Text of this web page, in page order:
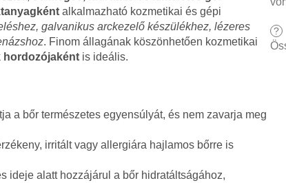
alkalmazható kozmetikai és gépi
galvanikus arckezelő készülékhez, lézeres
. Finom állagának köszönhetően kozmetikai
hordozójaként is ideális.
a bőr természetes egyensúlyát, és nem zavarja meg
irritált vagy allergiára hajlamos bőrre is
ideje alatt hozzájárul a bőr hidratáltságához,
?